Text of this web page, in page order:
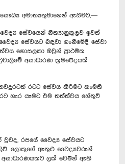
අමාත්‍යතුමාගෙන් ඇසීමට,—
සේවයෙන් නීත්‍යානුකූලව ඉවත්
සේවයට බඳවා ගැනීමේදී සේවා
නොසලකා ඔවුන් ප්‍රාථමික
අසාධාරණ ක්‍රමවේදයක්
රටට සේවය කිරීමට කැමති
හැර යෑමට එම තත්ත්වය හේතුවී
රජයේ වෛද්‍ය සේවයට
ලොකුගේ ඇතුළු වෛද්‍යවරුන්
ලක් වෙමින් ඇති